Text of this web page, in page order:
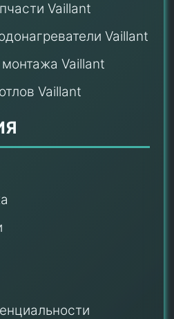
Vaillant
Vaillant
Vaillant
Vaillant